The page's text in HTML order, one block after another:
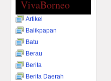
VivaBorneo
Artikel
Balikpapan
Batu
Berau
Berita
Berita Daerah